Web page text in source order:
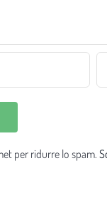
per ridurre lo spam.